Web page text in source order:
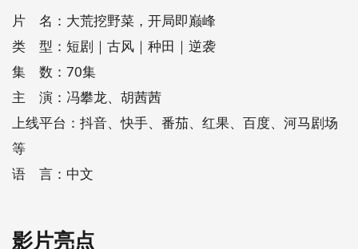
片 名：大荒挖野菜，开局即巅峰
类 型：短剧｜古风｜种田｜逆袭
集 数：70集
主 演：冯攀龙、胡茜茜
上线平台：抖音、快手、番茄、红果、百度、河马剧场
等
语 言：中文
影片亮点